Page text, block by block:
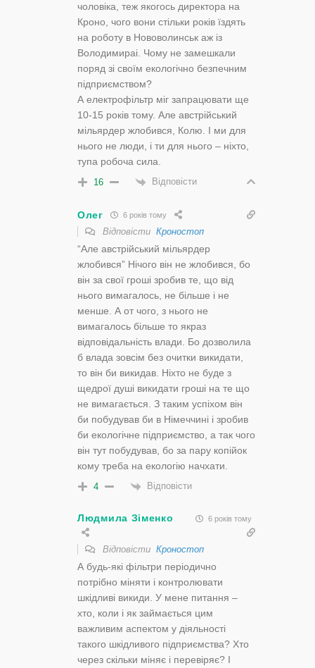
чоловіка, теж якогось директора на
Кроно, чого вони стільки років їздять
на роботу в Нововолинськ аж із
Володимираі. Чому не замешкали
поряд зі своїм екологічно безпечним
підприємством?
А електрофільтр міг запрацювати ще
10-15 років тому. Але австрійський
мільярдер жлобився, Колю. І ми для
нього не люди, і ти для нього – ніхто,
тупа робоча сила.
16 Відповісти
Олег 6 років тому
Відповісти Кроностоп
“Але австрійський мільярдер
жлобився” Нічого він не жлобився, бо
він за свої гроші зробив те, що від
нього вимагалось, не більше і не
менше. А от чого, з нього не
вимагалось більше то якраз
відповідальність влади. Бо дозволила
б влада зовсім без очитки викидати,
то він би викидав. Ніхто не буде з
щедрої душі викидати гроші на те що
не вимагається. З таким успіхом він
би побудував би в Німеччині і зробив
би екологічне підприємство, а так чого
він тут побудував, бо за пару копійок
кому треба на екологію начхати.
4 Відповісти
Людмила Зіменко 6 років тому
Відповісти Кроностоп
А будь-які фільтри періодично
потрібно міняти і контролювати
шкідливі викиди. У мене питання –
хто, коли і як займається цим
важливим аспектом у діяльності
такого шкідливого підприємства? Хто
через скільки міняє і перевіряє? І